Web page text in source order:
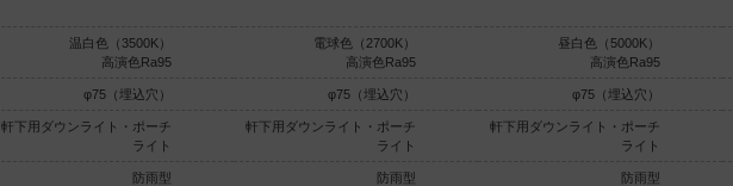
温白色（3500K）
高演色Ra95
φ75（埋込穴）
軒下用ダウンライト・ポーチ
ライト
防雨型
電球色（2700K）
高演色Ra95
φ75（埋込穴）
軒下用ダウンライト・ポーチ
ライト
防雨型
昼白色（5000K）
高演色Ra95
φ75（埋込穴）
軒下用ダウンライト・ポーチ
ライト
防雨型